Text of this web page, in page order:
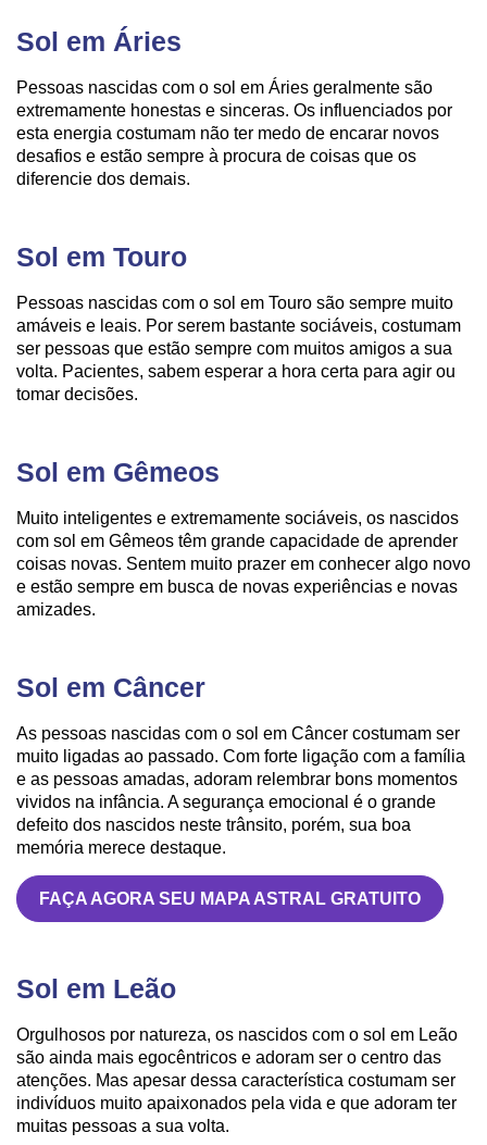
Sol em Áries
Pessoas nascidas com o sol em Áries geralmente são
extremamente honestas e sinceras. Os influenciados por
esta energia costumam não ter medo de encarar novos
desafios e estão sempre à procura de coisas que os
diferencie dos demais.
Sol em Touro
Pessoas nascidas com o sol em Touro são sempre muito
amáveis e leais. Por serem bastante sociáveis, costumam
ser pessoas que estão sempre com muitos amigos a sua
volta. Pacientes, sabem esperar a hora certa para agir ou
tomar decisões.
Sol em Gêmeos
Muito inteligentes e extremamente sociáveis, os nascidos
com sol em Gêmeos têm grande capacidade de aprender
coisas novas. Sentem muito prazer em conhecer algo novo
e estão sempre em busca de novas experiências e novas
amizades.
Sol em Câncer
As pessoas nascidas com o sol em Câncer costumam ser
muito ligadas ao passado. Com forte ligação com a família
e as pessoas amadas, adoram relembrar bons momentos
vividos na infância. A segurança emocional é o grande
defeito dos nascidos neste trânsito, porém, sua boa
memória merece destaque.
FAÇA AGORA SEU MAPA ASTRAL GRATUITO
Sol em Leão
Orgulhosos por natureza, os nascidos com o sol em Leão
são ainda mais egocêntricos e adoram ser o centro das
atenções. Mas apesar dessa característica costumam ser
indivíduos muito apaixonados pela vida e que adoram ter
muitas pessoas a sua volta.